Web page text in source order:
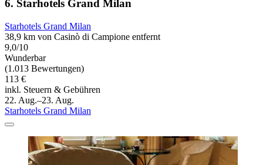
6. Starhotels Grand Milan
Starhotels Grand Milan
38,9 km von Casinò di Campione entfernt
9,0/10
Wunderbar
(1.013 Bewertungen)
113 €
inkl. Steuern & Gebühren
22. Aug.–23. Aug.
Starhotels Grand Milan